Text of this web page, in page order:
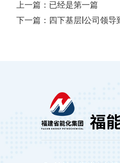
上一篇：已经是第一篇
下一篇：四下基层|公司领